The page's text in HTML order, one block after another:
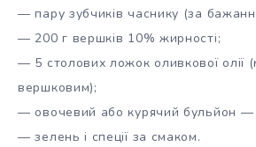
— пару зубчиків часнику (за
— 200 г вершків 10% жирності;
— 5 столових ложок оливкової олії
вершковим);
— овочевий або курячий бульйон —
— зелень і спеції за смаком.